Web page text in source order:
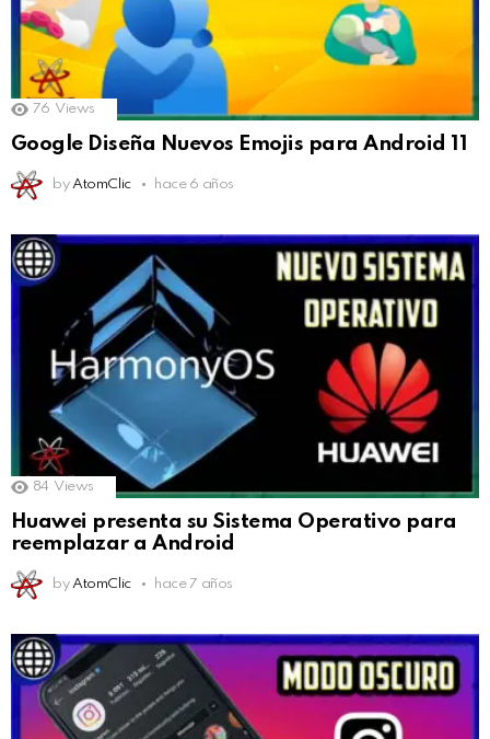
76 Views
Google Diseña Nuevos Emojis para Android 11
by AtomClic hace 6 años
84 Views
Huawei presenta su Sistema Operativo para
reemplazar a Android
by AtomClic hace 7 años